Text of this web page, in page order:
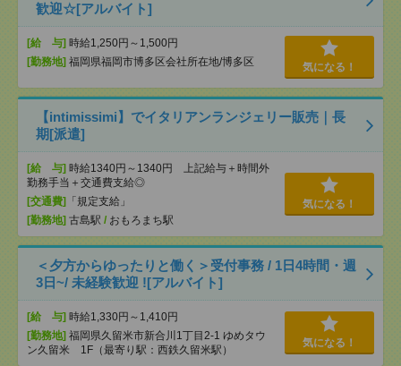
歓迎☆[アルバイト]
[給 与] 時給1,250円～1,500円
[勤務地] 福岡県福岡市博多区会社所在地/博多区 気になる！
【intimissimi】でイタリアンランジェリー販売｜長
期[派遣]
[給 与] 時給1340円～1340円 上記給与＋時間外
勤務手当＋交通費支給◎
[交通費]
「規定支給」
[勤務地] 古島駅 / おもろまち駅
気になる！
＜夕方からゆったりと働く＞受付事務 / 1日4時間・週
3日~/ 未経験歓迎 ![アルバイト]
[給 与] 時給1,330円～1,410円
[勤務地] 福岡県久留米市新合川1丁目2-1 ゆめタウ
ン久留米 1F（最寄り駅：西鉄久留米駅）
気になる！